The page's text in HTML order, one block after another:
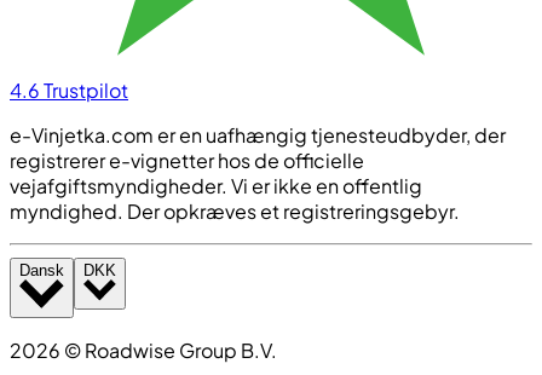
4.6Trustpilot
e-Vinjetka.com er en uafhængig tjenesteudbyder, der
registrerer e-vignetter hos de officielle
vejafgiftsmyndigheder. Vi er ikke en offentlig
myndighed. Der opkræves et registreringsgebyr.
Dansk DKK
2026 ©Roadwise Group B.V.